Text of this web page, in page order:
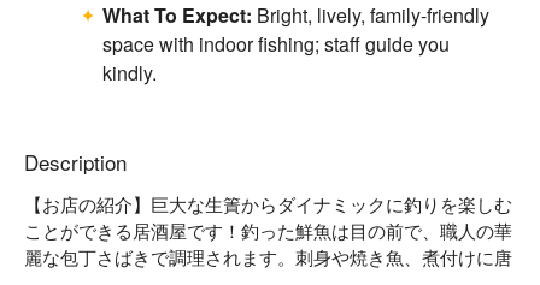
What To Expect: Bright, lively, family-friendly
space with indoor fishing; staff guide you
kindly.
Description
【お店の紹介】巨大な生簀からダイナミックに釣りを楽しむ
ことができる居酒屋です！釣った鮮魚は目の前で、職人の華
麗な包丁さばきで調理されます。刺身や焼き魚、煮付けに唐